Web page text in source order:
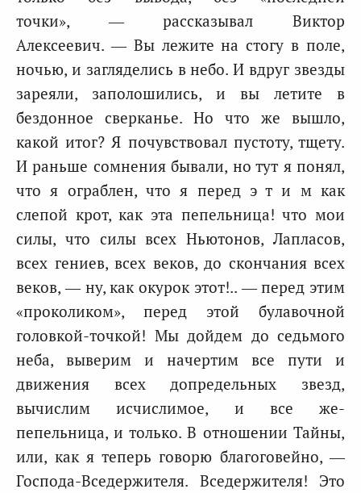
точки», — рассказывал Виктор
Алексеевич. — Вы лежите на стогу в поле,
ночью, и загляделись в небо. И вдруг звезды
зареяли, заполошились, и вы летите в
бездонное сверканье. Но что же вышло,
какой итог? Я почувствовал пустоту, тщету.
И раньше сомнения бывали, но тут я понял,
что я ограблен, что я перед э т и м как
слепой крот, как эта пепельница! что мои
силы, что силы всех Ньютонов, Лапласов,
всех гениев, всех веков, до скончания всех
веков, — ну, как окурок этот!.. — перед этим
«проколиком», перед этой булавочной
головкой-точкой! Мы дойдем до седьмого
неба, выверим и начертим все пути и
движения всех допредельных звезд,
вычислим исчислимое, и все же-
пепельница, и только. В отношении Тайны,
или, как я теперь говорю благоговейно, —
Господа-Вседержителя. Вседержителя! Это